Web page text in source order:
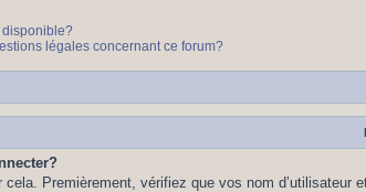
disponible?
légales concernant ce forum?
Premièrement, vérifiez que vos nom